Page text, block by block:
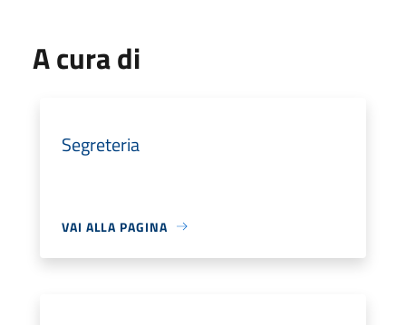
A cura di
Segreteria
VAI ALLA PAGINA